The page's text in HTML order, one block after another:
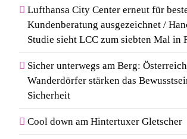
Qualitätsstandard:
erneut mit
Wandergütesiegel
Kosmetik und
kaufen: Die
8
Lufthansa City Center erneut für
Kundenberatung ausgezeichnet /
Studie sieht LCC zum siebten Mal in
Sicher unterwegs am Berg:
Wanderdörfer stärken das
Sicherheit
Cool down am Hintertuxer Gletscher